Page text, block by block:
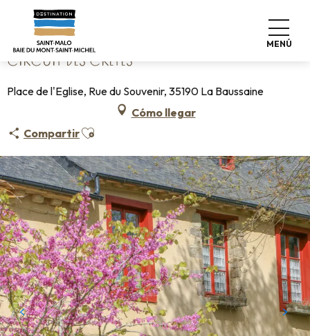
contenu
principal
MENÚ
Home Circuit des Crêtes
CIRCUIT DES CRÊTES
Place de l'Eglise, Rue du Souvenir, 35190 La Baussaine
Cómo llegar
CompartirAjouter aux favoris